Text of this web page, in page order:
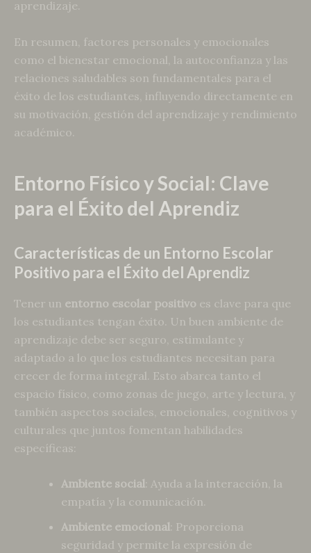
aprendizaje.
En resumen, factores personales y emocionales
como el bienestar emocional, la autoconfianza y las
relaciones saludables son fundamentales para el
éxito de los estudiantes, influyendo directamente en
su motivación, gestión del aprendizaje y rendimiento
académico.
Entorno Físico y Social: Clave
para el Éxito del Aprendiz
Características de un Entorno Escolar
Positivo para el Éxito del Aprendiz
Tener un entorno escolar positivo es clave para que
los estudiantes tengan éxito. Un buen ambiente de
aprendizaje debe ser seguro, estimulante y
adaptado a lo que los estudiantes necesitan para
crecer de forma integral. Esto abarca tanto el
espacio físico, como zonas de juego, arte y lectura, y
también aspectos sociales, emocionales, cognitivos y
culturales que juntos fomentan habilidades
específicas:
Ambiente social: Ayuda a la interacción, la
empatía y la comunicación.
Ambiente emocional: Proporciona
seguridad y permite la expresión de